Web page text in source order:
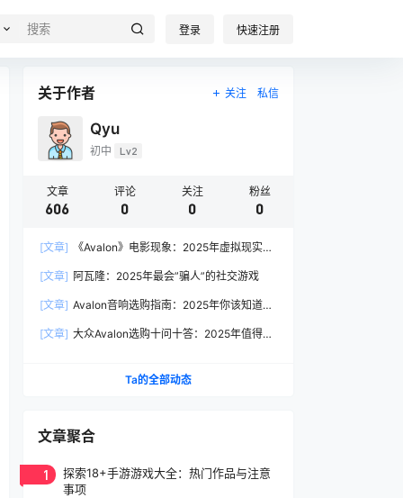
登录 快速注册
关于作者 关注 私信
Qyu
初中 Lv2
文章
606
评论
0
关注
0
粉丝
0
[文章]
《Avalon》电影现象：2025年虚拟现实叙
[文章] 阿瓦隆：2025年最会”骗人”的社交游戏
[文章] Avalon音响选购指南：2025年你该知道的
[文章] 大众Avalon选购十问十答：2025年值得入
Ta的全部动态
文章聚合
1
探索18+手游游戏大全：热门作品与注意
事项